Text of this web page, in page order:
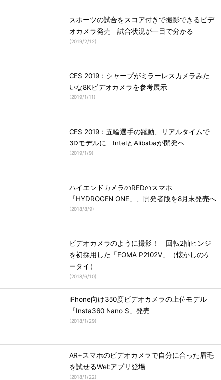
スポーツの試合をスコア付きで撮影できるビデ
オカメラ発売 試合状況が一目で分かる
(2019/2/12)
CES 2019：シャープがミラーレスカメラみた
いな8Kビデオカメラを参考展示
(2019/1/11)
CES 2019：五輪選手の躍動、リアルタイムで
3Dモデルに IntelとAlibabaが開発へ
(2019/1/9)
ハイエンドカメラのREDのスマホ
「HYDROGEN ONE」、開発者版を8月末発売へ
(2018/8/9)
ビデオカメラのように撮影！ 回転2軸ヒンジ
を初採用した「FOMA P2102V」（懐かしのケ
ータイ）
(2018/6/10)
iPhone向け360度ビデオカメラの上位モデル
「Insta360 Nano S」発売
(2018/1/29)
AR+スマホのビデオカメラで自分に合った眉毛
を試せるWebアプリ登場
(2018/1/22)